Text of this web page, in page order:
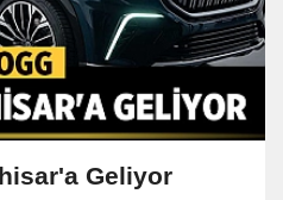
Geliyor